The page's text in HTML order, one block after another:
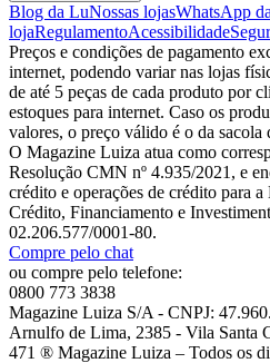
Blog da LuNossas lojasWhatsApp
lojaRegulamentoAcessibilidade
Preços e condições de pagamento
internet, podendo variar nas lojas
de até 5 peças de cada produto por
estoques para internet. Caso os
valores, o preço válido é o da sacola
O Magazine Luiza atua como
Resolução CMN nº 4.935/2021, e
crédito e operações de crédito para
Crédito, Financiamento e
02.206.577/0001-80.
Compre pelo chat
ou compre pelo telefone:
0800 773 3838
Magazine Luiza S/A - CNPJ:
Arnulfo de Lima, 2385 - Vila Santa
471 ® Magazine Luiza – Todos os